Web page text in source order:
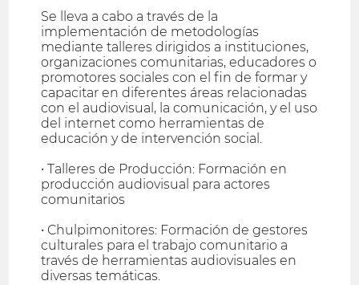
Se lleva a cabo a través de la
implementación de metodologías
mediante talleres dirigidos a instituciones,
organizaciones comunitarias, educadores o
promotores sociales con el fin de formar y
capacitar en diferentes áreas relacionadas
con el audiovisual, la comunicación, y el uso
del internet como herramientas de
educación y de intervención social.
• Talleres de Producción: Formación en
producción audiovisual para actores
comunitarios
• Chulpimonitores: Formación de gestores
culturales para el trabajo comunitario a
través de herramientas audiovisuales en
diversas temáticas.